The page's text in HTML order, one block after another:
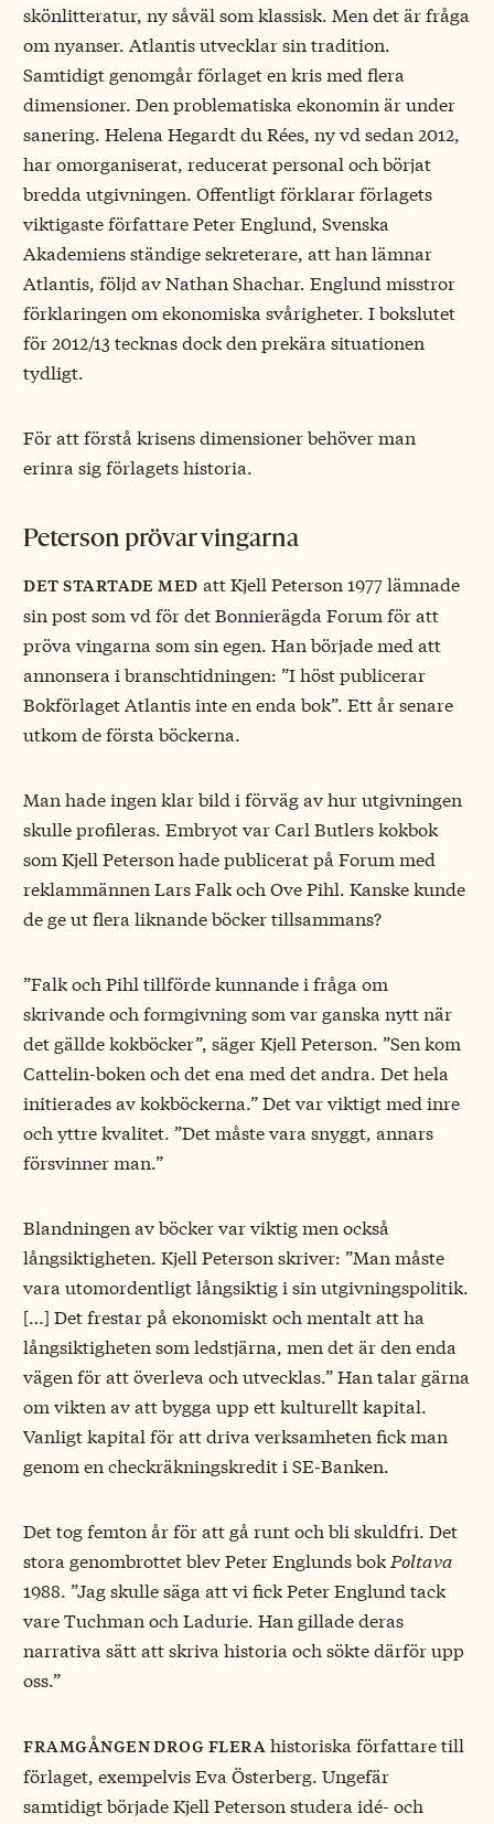
skönlitteratur, ny såväl som klassisk. Men det är fråga
om nyanser. Atlantis utvecklar sin tradition.
Samtidigt genomgår förlaget en kris med flera
dimensioner. Den problematiska ekonomin är under
sanering. Helena Hegardt du Rées, ny vd sedan 2012,
har omorganiserat, reducerat personal och börjat
bredda utgivningen. Offentligt förklarar förlagets
viktigaste författare Peter Englund, Svenska
Akademiens ständige sekreterare, att han lämnar
Atlantis, följd av Nathan Shachar. Englund misstror
förklaringen om ekonomiska svårigheter. I bokslutet
för 2012/13 tecknas dock den prekära situationen
tydligt.
För att förstå krisens dimensioner behöver man
erinra sig förlagets historia.
Peterson prövar vingarna
det startade med att Kjell Peterson 1977 lämnade
sin post som vd för det Bonnierägda Forum för att
pröva vingarna som sin egen. Han började med att
annonsera i branschtidningen: ”I höst publicerar
Bokförlaget Atlantis inte en enda bok”. Ett år senare
utkom de första böckerna.
Man hade ingen klar bild i förväg av hur utgivningen
skulle profileras. Embryot var Carl Butlers kokbok
som Kjell Peterson hade publicerat på Forum med
reklammännen Lars Falk och Ove Pihl. Kanske kunde
de ge ut flera liknande böcker tillsammans?
”Falk och Pihl tillförde kunnande i fråga om
skrivande och formgivning som var ganska nytt när
det gällde kokböcker”, säger Kjell Peterson. ”Sen kom
Cattelin-boken och det ena med det andra. Det hela
initierades av kokböckerna.” Det var viktigt med inre
och yttre kvalitet. ”Det måste vara snyggt, annars
försvinner man.”
Blandningen av böcker var viktig men också
långsiktigheten. Kjell Peterson skriver: ”Man måste
vara utomordentligt långsiktig i sin utgivningspolitik.
[…] Det frestar på ekonomiskt och mentalt att ha
långsiktigheten som ledstjärna, men det är den enda
vägen för att överleva och utvecklas.” Han talar gärna
om vikten av att bygga upp ett kulturellt kapital.
Vanligt kapital för att driva verksamheten fick man
genom en checkräkningskredit i SE-Banken.
Det tog femton år för att gå runt och bli skuldfri. Det
stora genombrottet blev Peter Englunds bok Poltava
1988. ”Jag skulle säga att vi fick Peter Englund tack
vare Tuchman och Ladurie. Han gillade deras
narrativa sätt att skriva historia och sökte därför upp
oss.”
framgången drog flerahistoriska författare till
förlaget, exempelvis Eva Österberg. Ungefär
samtidigt började Kjell Peterson studera idé- och